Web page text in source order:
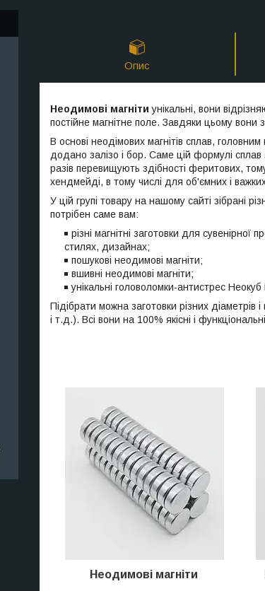
Опис
Неодимові магніти унікальні, вони
постійне магнітне поле. Завдяки цьому
В основі неодімових магнітів сплав,
додано залізо і бор. Саме цій формулі сплав
разів перевищують здібності феритових,
хендмейді, в тому числі для об'ємних і
У цій групі товару на нашому сайті зібрані
потрібен саме вам:
різні магнітні заготовки для сувенірної
стилях, дизайнах;
пошукові неодимові магніти;
вшивні неодимові магніти;
унікальні головоломки-антистрес
Підібрати можна заготовки різних діаметрів
і т.д.). Всі вони на 100% якісні і
Неодимові магніти